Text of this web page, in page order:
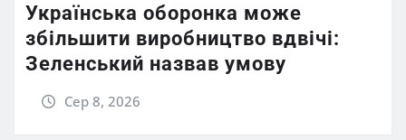
Українська оборонка може
збільшити виробництво вдвічі:
Зеленський назвав умову
Сер 8, 2026